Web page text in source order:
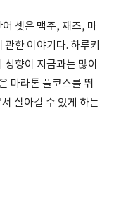
셋은 맥주, 재즈, 마
한 이야기다. 하루키
향이 지금과는 많이
마라톤 풀코스를 뛰
살아갈 수 있게 하는